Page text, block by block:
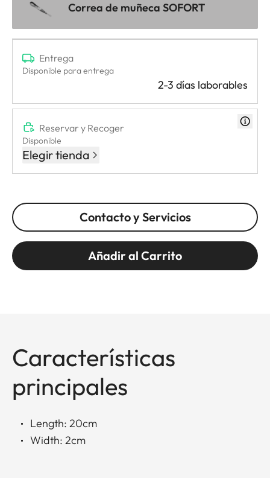
Correa de muñeca SOFORT
Entrega
Disponible para entrega
2-3 días laborables
Reservar y Recoger
Disponible
Elegir tienda
Contacto y Servicios
Añadir al Carrito
Características
principales
Length: 20cm
Width: 2cm